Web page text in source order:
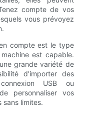
compte de vos
vous prévoyez
compte est le type
est capable.
grande variété de
d'importer des
USB ou
personnaliser vos
sans limites.